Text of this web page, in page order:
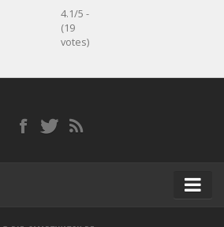
4.1/5 -
(19
votes)